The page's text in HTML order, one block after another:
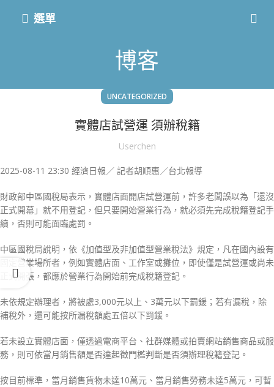
選單
博客
UNCATEGORIZED
實體店試營運 須辦稅籍
Userchen
2025-08-11 23:30 經濟日報／ 記者胡順惠／台北報導
財政部中區國稅局表示，實體店面開店試營運前，許多老闆誤以為「還沒
正式開幕」就不用登記，但只要開始營業行為，就必須先完成稅籍登記手
續，否則可能面臨處罰。
中區國稅局說明，依《加值型及非加值型營業稅法》規定，凡在國內設有
固定營業場所者，例如實體店面、工作室或攤位，即使僅是試營運或尚未
正式開張，都應於營業行為開始前完成稅籍登記。
未依規定辦理者，將被處3,000元以上、3萬元以下罰鍰；若有漏稅，除
補稅外，還可能按所漏稅額處五倍以下罰鍰。
若未設立實體店面，僅透過電商平台、社群媒體或拍賣網站銷售商品或服
務，則可依當月銷售額是否達起徵門檻判斷是否須辦理稅籍登記。
按目前標準，當月銷售貨物未達10萬元、當月銷售勞務未達5萬元，可暫